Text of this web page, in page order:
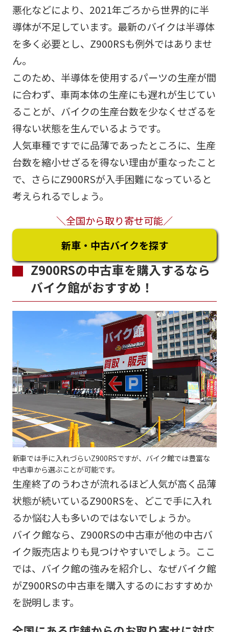
悪化などにより、2021年ごろから世界的に半
導体が不足しています。最新のバイクは半導体
を多く必要とし、Z900RSも例外ではありませ
ん。
このため、半導体を使用するパーツの生産が間
に合わず、車両本体の生産にも遅れが生じてい
ることが、バイクの生産台数を少なくせざるを
得ない状態を生んでいるようです。
人気車種ですでに品薄であったところに、生産
台数を縮小せざるを得ない理由が重なったこと
で、さらにZ900RSが入手困難になっていると
考えられるでしょう。
＼全国から取り寄せ可能／
新車・中古バイクを探す
Z900RSの中古車を購入するなら
バイク館がおすすめ！
新車では手に入れづらいZ900RSですが、バイク館では豊富な
中古車から選ぶことが可能です。
生産終了のうわさが流れるほど人気が高く品薄
状態が続いているZ900RSを、どこで手に入れ
るか悩む人も多いのではないでしょうか。
バイク館なら、Z900RSの中古車が他の中古バ
イク販売店よりも見つけやすいでしょう。ここ
では、バイク館の強みを紹介し、なぜバイク館
がZ900RSの中古車を購入するのにおすすめか
を説明します。